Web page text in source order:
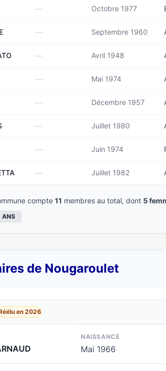
— Octobre 1977
— Septembre 1960
— Avril 1948
— Mai 1974
— Décembre 1957
— Juillet 1980
— Juin 1974
— Juillet 1982
compte 11 membres au total, dont 5
ANS
de Nougaroulet
en 2026
NAISSANCE
Mai 1966